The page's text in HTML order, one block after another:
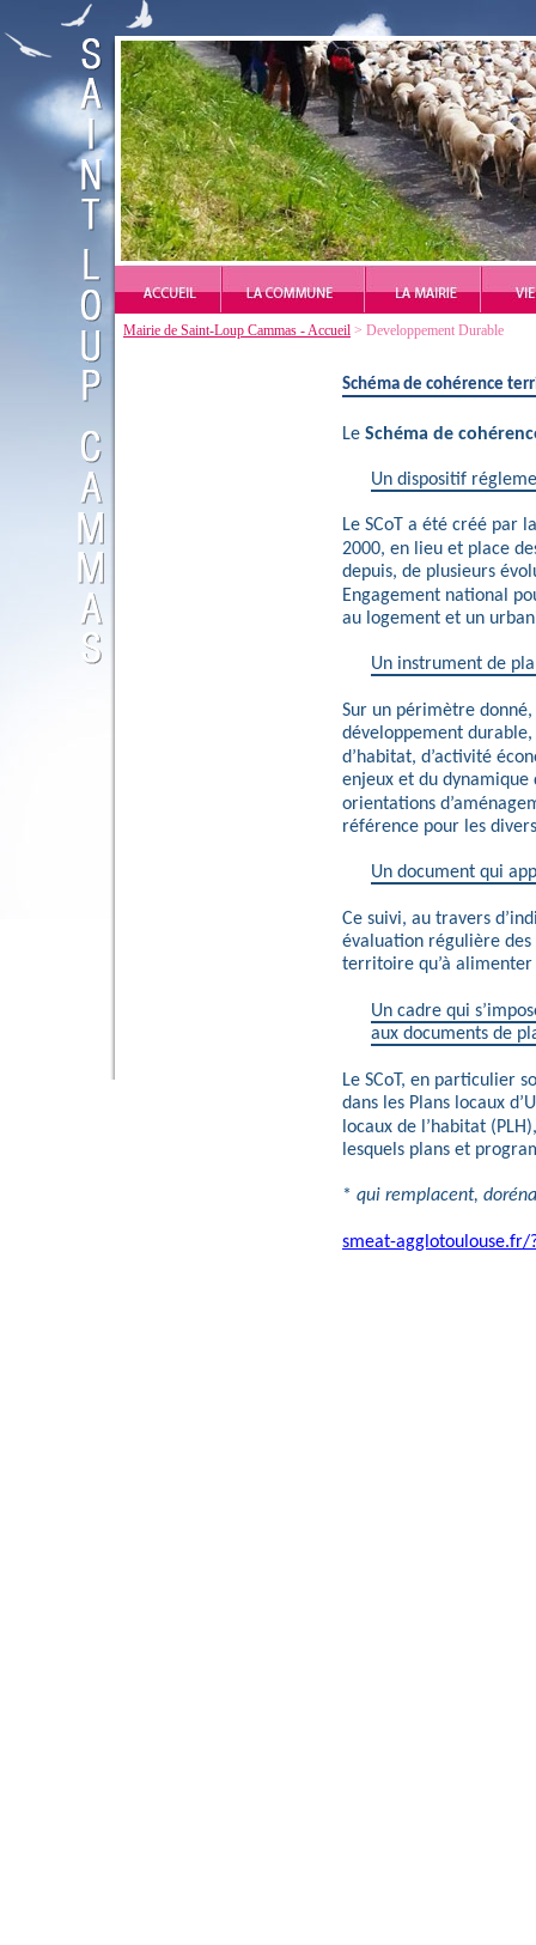
Mairie de Saint-Loup Cammas - Accueil > Developpement Durable
Schéma de cohérence
Le Schéma de
Un dispositif
Le SCoT a été créé par
2000, en lieu et place
depuis, de plusieurs
Engagement national
au logement et un
Un instrument de
Sur un périmètre
développement
d’habitat, d’activité
enjeux et du
orientations
référence pour les
Un document qui
Ce suivi, au travers
évaluation régulière
territoire qu’à alimenter
Un cadre qui
aux documents de
Le SCoT, en particulier
dans les Plans locaux
locaux de l’habitat
lesquels plans et
* qui remplacent,
smeat-agglotoulouse.fr/